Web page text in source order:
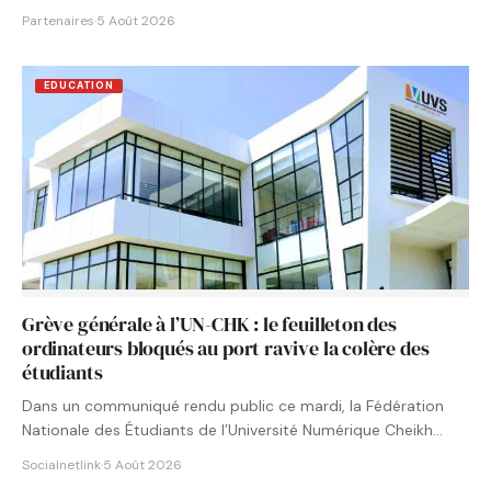
Partenaires·5 Août 2026
EDUCATION
Grève générale à l’UN-CHK : le feuilleton des
ordinateurs bloqués au port ravive la colère des
étudiants
Dans un communiqué rendu public ce mardi, la Fédération
Nationale des Étudiants de l’Université Numérique Cheikh
Socialnetlink·5 Août 2026